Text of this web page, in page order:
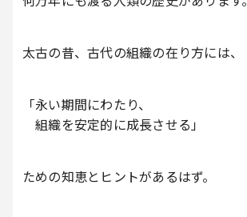
太古の昔、古代の組織の在り方には、
「永い期間にわたり、
組織を安定的に成長させる」
ための知恵とヒントがあるはず。